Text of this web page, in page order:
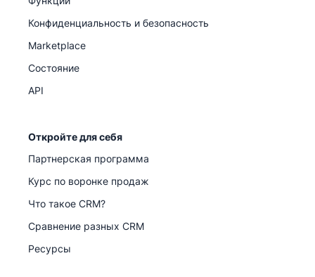
Конфиденциальность и безопасность
Marketplace
Состояние
API
Откройте для себя
Партнерская программа
Курс по воронке продаж
Что такое CRM?
Сравнение разных CRM
Ресурсы